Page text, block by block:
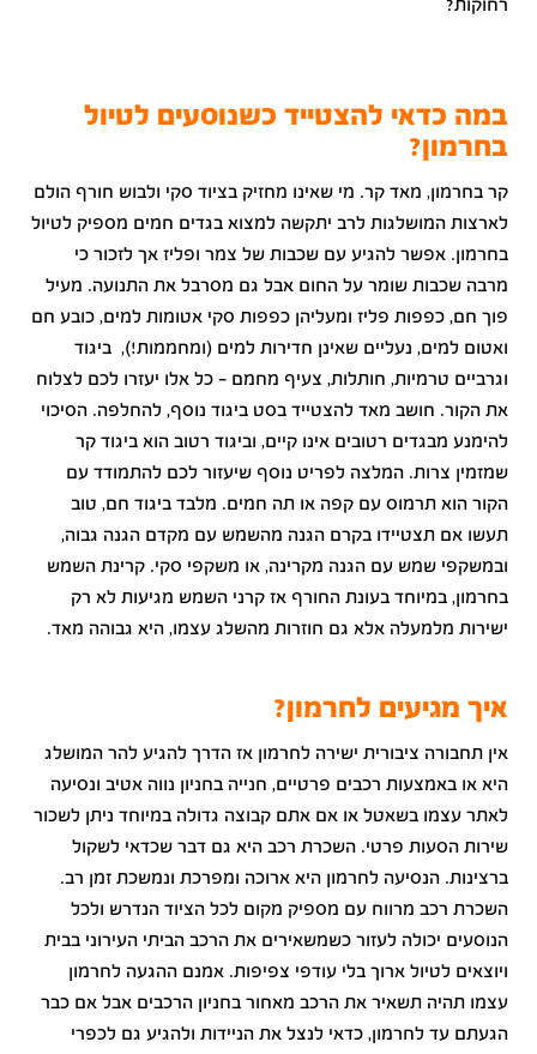
רחוקות?
במה כדאי להצטייד כשנוסעים לטיול
בחרמון?
קר בחרמון, מאד קר. מי שאינו מחזיק בציוד סקי ולבוש חורף הולם
לארצות המושלגות לרב יתקשה למצוא בגדים חמים מספיק לטיול
בחרמון. אפשר להגיע עם שכבות של צמר ופליז אך לזכור כי
מרבה שכבות שומר על החום אבל גם מסרבל את התנועה. מעיל
פוך חם, כפפות פליז ומעליהן כפפות סקי אטומות למים, כובע חם
ואטום למים, נעליים שאינן חדירות למים (ומחממות!), ביגוד
וגרביים טרמיות, חותלות, צעיף מחמם – כל אלו יעזרו לכם לצלוח
את הקור. חושב מאד להצטייד בסט ביגוד נוסף, להחלפה. הסיכוי
להימנע מבגדים רטובים אינו קיים, וביגוד רטוב הוא ביגוד קר
שמזמין צרות. המלצה לפריט נוסף שיעזור לכם להתמודד עם
הקור הוא תרמוס עם קפה או תה חמים. מלבד ביגוד חם, טוב
תעשו אם תצטיידו בקרם הגנה מהשמש עם מקדם הגנה גבוה,
ובמשקפי שמש עם הגנה מקרינה, או משקפי סקי. קרינת השמש
בחרמון, במיוחד בעונת החורף אז קרני השמש מגיעות לא רק
ישירות מלמעלה אלא גם חוזרות מהשלג עצמו, היא גבוהה מאד.
איך מגיעים לחרמון?
אין תחבורה ציבורית ישירה לחרמון אז הדרך להגיע להר המושלג
היא או באמצעות רכבים פרטיים, חנייה בחניון נווה אטיב ונסיעה
לאתר עצמו בשאטל או אם אתם קבוצה גדולה במיוחד ניתן לשכור
שירות הסעות פרטי. השכרת רכב היא גם דבר שכדאי לשקול
ברצינות. הנסיעה לחרמון היא ארוכה ומפרכת ונמשכת זמן רב.
השכרת רכב מרווח עם מספיק מקום לכל הציוד הנדרש ולכל
הנוסעים יכולה לעזור כשמשאירים את הרכב הביתי העירוני בבית
ויוצאים לטיול ארוך בלי עודפי צפיפות. אמנם ההגעה לחרמון
עצמו תהיה תשאיר את הרכב מאחור בחניון הרכבים אבל אם כבר
הגעתם עד לחרמון, כדאי לנצל את הניידות ולהגיע גם לכפרי